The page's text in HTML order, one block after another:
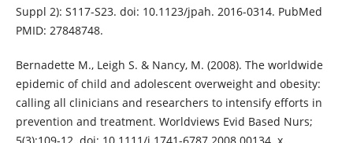
Suppl 2): S117-S23. doi: 10.1123/jpah. 2016-0314. PubMed
PMID: 27848748.
Bernadette M., Leigh S. & Nancy, M. (2008). The worldwide
epidemic of child and adolescent overweight and obesity:
calling all clinicians and researchers to intensify efforts in
prevention and treatment. Worldviews Evid Based Nurs;